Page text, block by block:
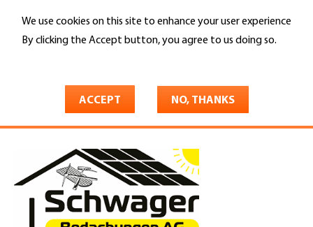
We use cookies on this site to enhance your user experience
By clicking the Accept button, you agree to us doing so.
ACCEPT NO, THANKS
main
Search
Schwager Bedachungen AG